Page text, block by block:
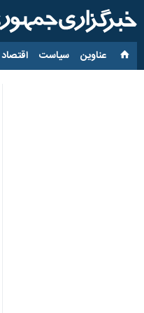
عناوین‌ سیاست اقتصاد